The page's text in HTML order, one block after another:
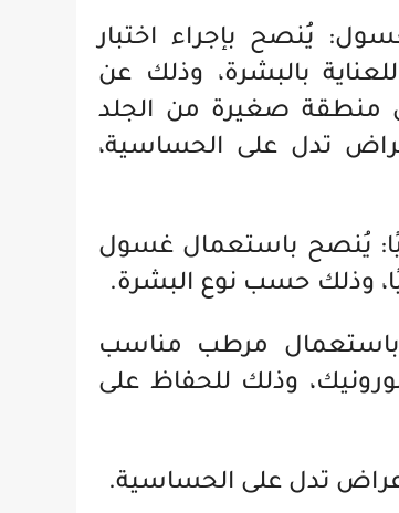
يُنصح بإجراء اختبار
بالبشرة، وذلك عن
صغيرة من الجلد
أي أعراض تدل على الحساسية،
يُنصح باستعمال غسول
وذلك حسب نوع البشرة.
مرطب مناسب
وذلك للحفاظ على
تدل على الحساسية.